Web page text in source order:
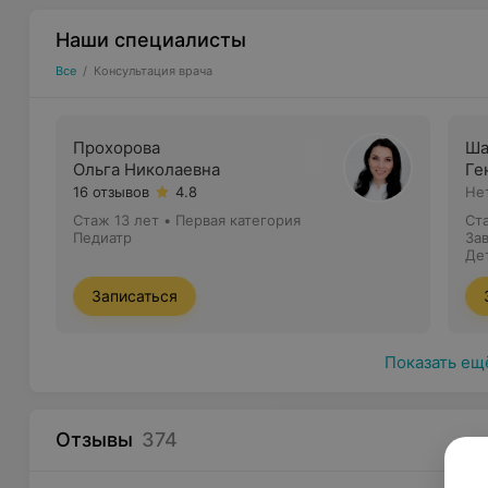
Наши специалисты
Все / Консультация врача
Прохорова
Ольга Николаевна
16 отзывов
4.8
Стаж 13 лет • Первая категория
Педиатр
Записаться
Показать
Отзывы 374